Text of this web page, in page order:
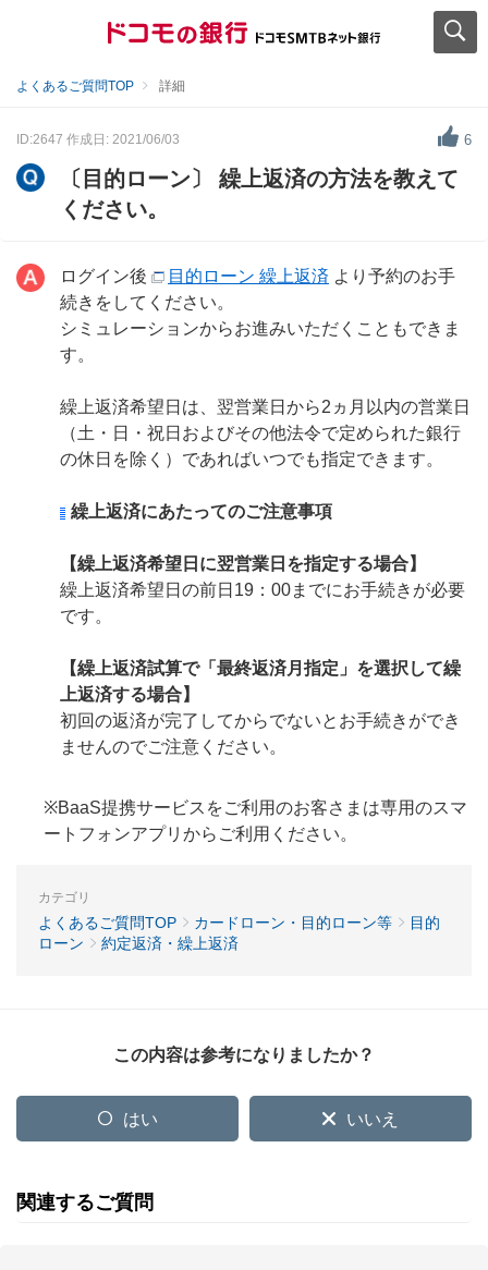
よくあるご質問TOP 詳細
ID:2647 作成日: 2021/06/03 6
〔目的ローン〕 繰上返済の方法を教えて
ください。
ログイン後 目的ローン 繰上返済 より予約のお手
続きをしてください。
シミュレーションからお進みいただくこともできま
す。
繰上返済希望日は、翌営業日から2ヵ月以内の営業日
（土・日・祝日およびその他法令で定められた銀行
の休日を除く）であればいつでも指定できます。
繰上返済にあたってのご注意事項
【繰上返済希望日に翌営業日を指定する場合】
繰上返済希望日の前日19：00までにお手続きが必要
です。
【繰上返済試算で「最終返済月指定」を選択して繰
上返済する場合】
初回の返済が完了してからでないとお手続きができ
ませんのでご注意ください。
※BaaS提携サービスをご利用のお客さまは専用のスマ
ートフォンアプリからご利用ください。
カテゴリ
よくあるご質問TOP カードローン・目的ローン等
目的
ローン
約定返済・繰上返済
この内容は参考になりましたか？
はい いいえ
関連するご質問